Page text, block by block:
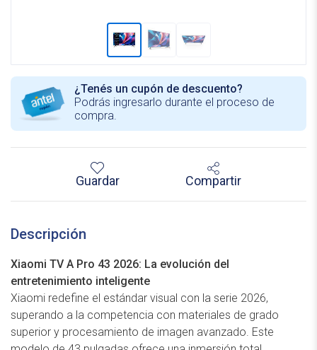
¿Tenés un cupón de descuento?
Podrás ingresarlo durante el proceso de
compra.
Guardar Compartir
Descripción
Xiaomi TV A Pro 43 2026: La evolución del
entretenimiento inteligente
Xiaomi redefine el estándar visual con la serie 2026,
superando a la competencia con materiales de grado
superior y procesamiento de imagen avanzado. Este